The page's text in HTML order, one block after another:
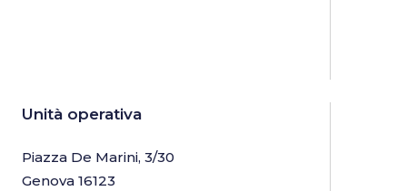
Unità operativa
Piazza De Marini, 3/30
Genova 16123